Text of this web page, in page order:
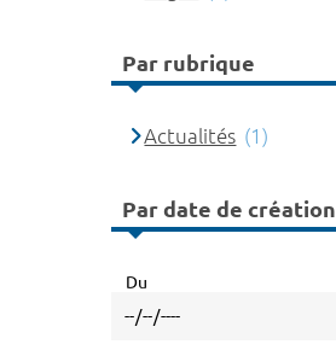
Par rubrique
Actualités (1)
Par date de création
Du